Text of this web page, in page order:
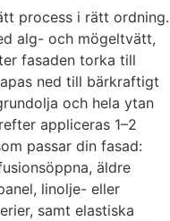
process i rätt ordning.
alg- och mögeltvätt,
fasaden torka till
ned till bärkraftigt
och hela ytan
appliceras 1–2
passar din fasad:
äldre
linolje- eller
samt elastiska